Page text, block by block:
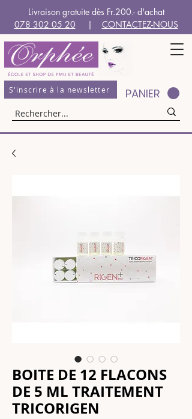
Livraison gratuite dès Fr.200.- d'achat
078 302 05 20 | CONTACTEZ-NOUS
S'inscrire à la newsletter PANIER
BOITE DE 12 FLACONS
DE 5 ML TRAITEMENT
TRICORIGEN